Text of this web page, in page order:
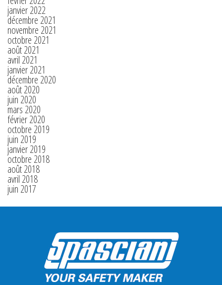
janvier 2022
décembre 2021
novembre 2021
octobre 2021
août 2021
avril 2021
janvier 2021
décembre 2020
août 2020
juin 2020
mars 2020
février 2020
octobre 2019
juin 2019
janvier 2019
octobre 2018
août 2018
avril 2018
juin 2017